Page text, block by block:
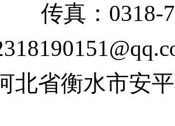
传真：0318-
北省衡水市安